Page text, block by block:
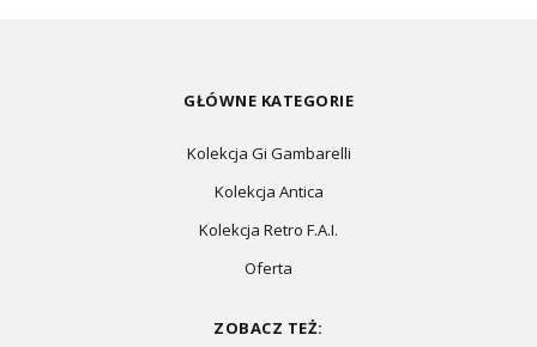
GŁÓWNE KATEGORIE
Kolekcja Gi Gambarelli
Kolekcja Antica
Kolekcja Retro F.A.I.
Oferta
ZOBACZ TEŻ: